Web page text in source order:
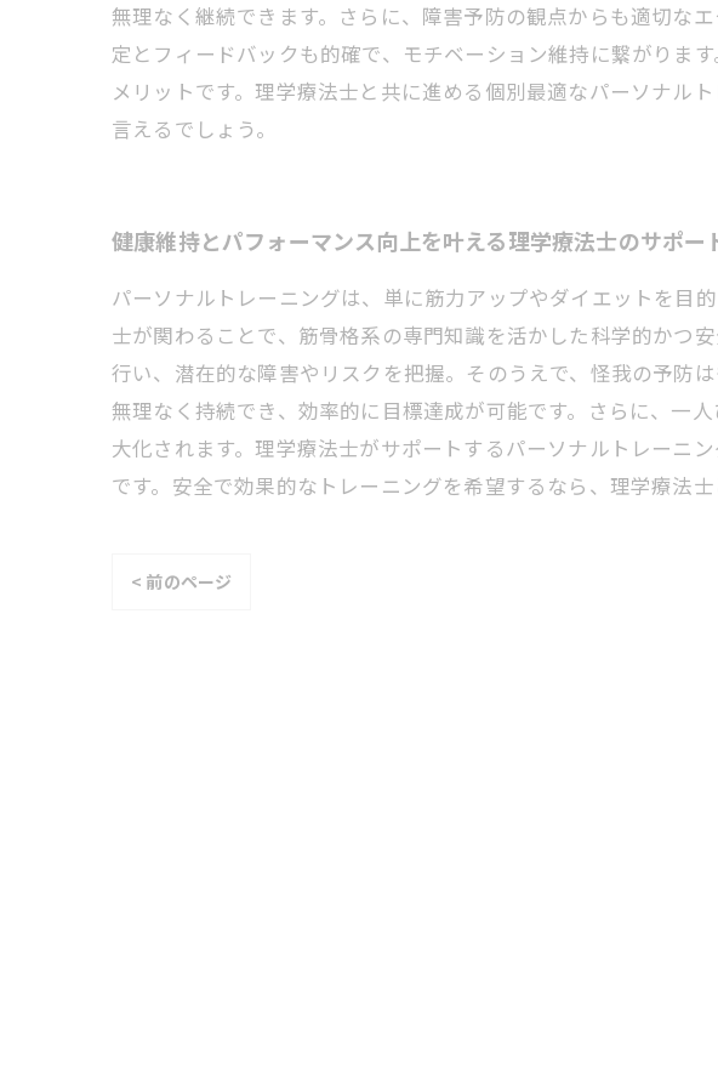
無理なく継続できます。さらに、障害予防の観点からも適切な
定とフィードバックも的確で、モチベーション維持に繋がりま
メリットです。理学療法士と共に進める個別最適なパーソナル
言えるでしょう。
健康維持とパフォーマンス向上を叶える理学療法士のサポー
パーソナルトレーニングは、単に筋力アップやダイエットを目
士が関わることで、筋骨格系の専門知識を活かした科学的かつ
行い、潜在的な障害やリスクを把握。そのうえで、怪我の予防
無理なく持続でき、効率的に目標達成が可能です。さらに、一
大化されます。理学療法士がサポートするパーソナルトレーニ
です。安全で効果的なトレーニングを希望するなら、理学療法
< 前のページ